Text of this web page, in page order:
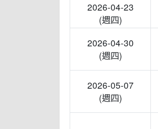
2026-04-23
(週四)
2026-04-30
(週四)
2026-05-07
(週四)